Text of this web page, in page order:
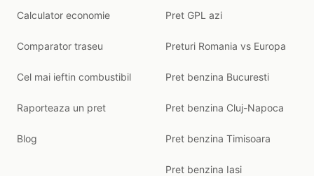
Calculator economie
Comparator traseu
Cel mai ieftin combustibil
Raporteaza un pret
Blog
Pret GPL azi
Preturi Romania vs Europa
Pret benzina Bucuresti
Pret benzina Cluj-Napoca
Pret benzina Timisoara
Pret benzina Iasi